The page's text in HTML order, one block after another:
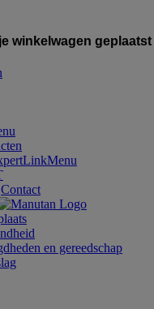
winkelwagen geplaatst
Contact
en gereedschap